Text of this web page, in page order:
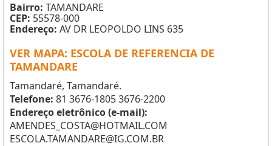
Bairro: TAMANDARE
CEP: 55578-000
Endereço: AV DR LEOPOLDO LINS 635
VER MAPA: ESCOLA DE REFERENCIA DE
TAMANDARE
Tamandaré, Tamandaré.
Telefone: 81 3676-1805 3676-2200
Endereço eletrônico (e-mail):
AMENDES_COSTA@HOTMAIL.COM
ESCOLA.TAMANDARE@IG.COM.BR